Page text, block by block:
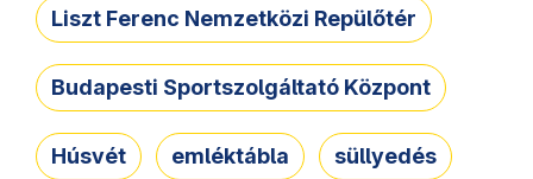
Liszt Ferenc Nemzetközi Repülőtér
Budapesti Sportszolgáltató Központ
Húsvét emléktábla süllyedés